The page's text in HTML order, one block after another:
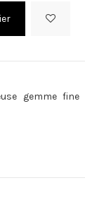
gemme fine